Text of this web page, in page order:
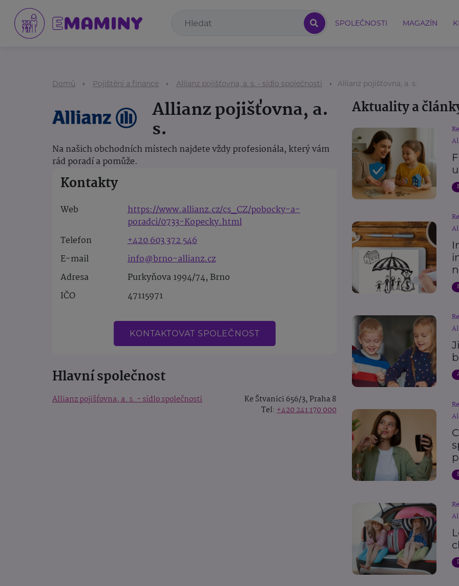
SPOLEČNOSTI MAGAZÍN
Domů Pojištění a finance Allianz pojišťovna, a. s. - sídlo společnosti Allianz pojišťovna, a. s.
Allianz pojišťovna, a.
s.
Na našich obchodních místech najdete vždy profesionála, který vám
rád poradí a pomůže.
Kontakty
Web
https://www.allianz.cz/cs_CZ/pobocky-a-
poradci/0733-Kopecky.html
Telefon
+420 603 372 546
E-mail
info@brno-allianz.cz
Adresa
Purkyňova 1994/74, Brno
IČO
47115971
KONTAKTOVAT SPOLEČNOST
Hlavní společnost
Allianz pojišťovna, a. s. - sídlo společnosti
Ke Štvanici 656/3, Praha 8
Tel: +420 241 170 000
Aktuality a